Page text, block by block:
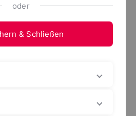
michael.minge@th-owl.de
oder
& Schließen